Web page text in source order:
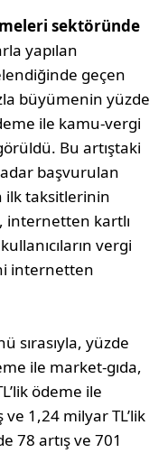
sektöründe
yapılan
geçen
büyümenin yüzde
ile kamu-vergi
Bu artıştaki
başvurulan
ilk taksitlerinin
internetten kartlı
vergi
internetten
sırasıyla, yüzde
ile market-gıda,
ödeme ile
1,24 milyar TL’lik
78 artış ve 701